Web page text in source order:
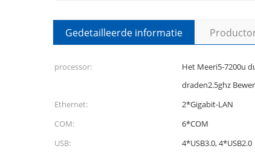
Gedetailleerde informatie
processor:
Het Meeri5-7200u
draden2.5ghz
Ethernet: 2*Gigabit-LAN
COM:
6*COM
USB:
4*USB3.0, 4*USB2.0